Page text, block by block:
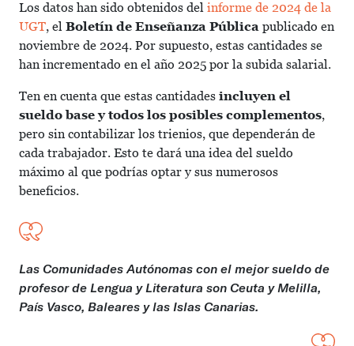
Los datos han sido obtenidos del informe de 2024 de la
UGT, el Boletín de Enseñanza Pública publicado en
noviembre de 2024. Por supuesto, estas cantidades se
han incrementado en el año 2025 por la subida salarial.
Ten en cuenta que estas cantidades incluyen el
sueldo base y todos los posibles complementos,
pero sin contabilizar los trienios, que dependerán de
cada trabajador. Esto te dará una idea del sueldo
máximo al que podrías optar y sus numerosos
beneficios.
Las Comunidades Autónomas con el mejor sueldo de
profesor de Lengua y Literatura son Ceuta y Melilla,
País Vasco, Baleares y las Islas Canarias.